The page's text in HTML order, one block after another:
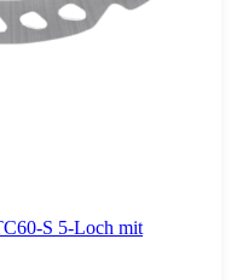
S 5-Loch mit